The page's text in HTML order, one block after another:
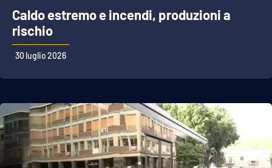
Caldo estremo e incendi, produzioni a
rischio
30 luglio 2026